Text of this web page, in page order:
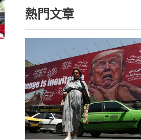
熱門文章